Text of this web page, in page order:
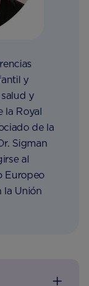
y
y
la Royal
de la
Sigman
al
Europeo
la Unión